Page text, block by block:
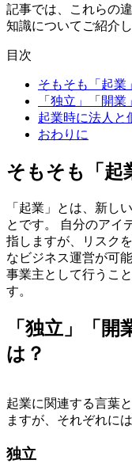
記事では、これらの
知識についてご紹介
目次
そもそも「起業
「独立」「開
起業時に法人と
おわりに
そもそも「起
「起業」とは、新し
とです。
自分のアイ
指しますが、リスク
なビジネス運営が可
事業主として行うこ
す。
「独立」「
は？
起業に関連する言葉
ますが、それぞれに
独立